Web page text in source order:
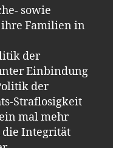
sowie
Familien in
der
Einbindung
der
Straflosigkeit
mal mehr
die Integrität